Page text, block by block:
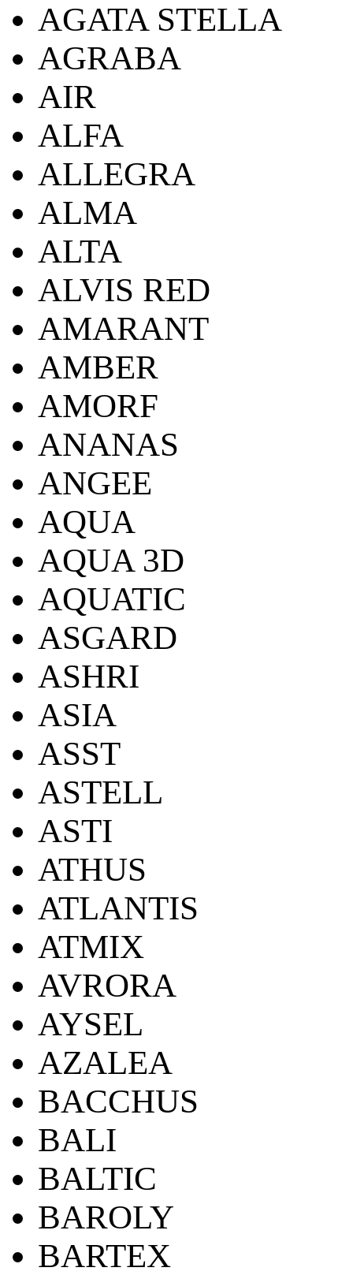
AGATA STELLA
AGRABA
AIR
ALFA
ALLEGRA
ALMA
ALTA
ALVIS RED
AMARANT
AMBER
AMORF
ANANAS
ANGEE
AQUA
AQUA 3D
AQUATIC
ASGARD
ASHRI
ASIA
ASST
ASTELL
ASTI
ATHUS
ATLANTIS
ATMIX
AVRORA
AYSEL
AZALEA
BACCHUS
BALI
BALTIC
BAROLY
BARTEX